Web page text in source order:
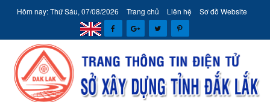
Hôm nay: Thứ Sáu, 07/08/2026 Trang chủ Liên hệ Sơ đồ Website